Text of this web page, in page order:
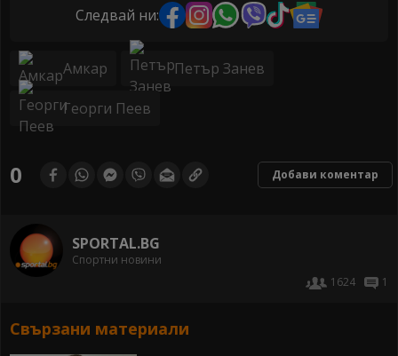
Следвай ни:
Амкар Петър Занев
Георги Пеев
0 Добави коментар
SPORTAL.BG
Спортни новини
1624
1
Свързани материали